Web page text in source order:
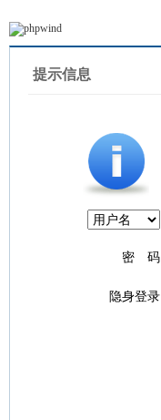
提示信息
密 码
隐身登录